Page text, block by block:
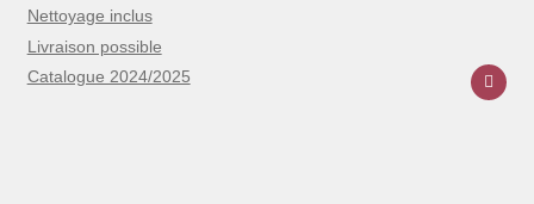
Nettoyage inclus
Livraison possible
Catalogue 2024/2025